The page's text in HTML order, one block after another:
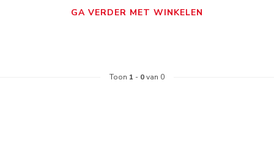
GA VERDER MET WINKELEN
Toon 1 - 0van 0